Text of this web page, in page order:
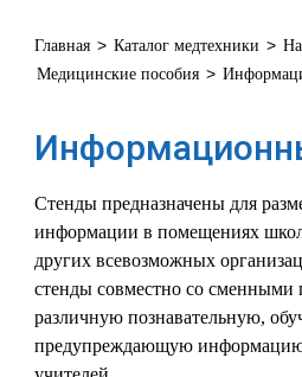
Главная > Каталог медтехники >
Медицинские пособия >
Стенды предназначены для
информации в помещениях
других всевозможных
стенды совместно со сменными
различную познавательную,
предупреждающую информацию